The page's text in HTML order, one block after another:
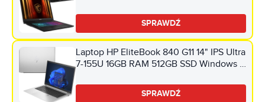
DLSS 4
SPRAWDŹ
Laptop HP EliteBook 840 G11 14" IPS Ultra
7-155U 16GB RAM 512GB SSD Windows 11
SPRAWDŹ